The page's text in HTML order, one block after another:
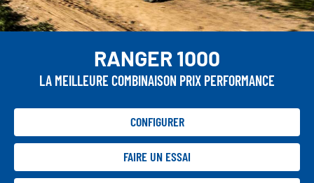
RANGER 1000
LA MEILLEURE COMBINAISON PRIX PERFORMANCE
CONFIGURER
FAIRE UN ESSAI